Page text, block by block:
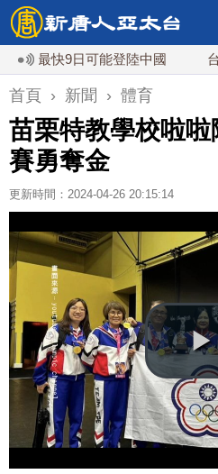
快9日可能登陸中國 台灣漢
首頁 › 新聞 › 體育
苗栗特教學校啦
賽勇奪金
更新時間：2024-04-26 20:15:14